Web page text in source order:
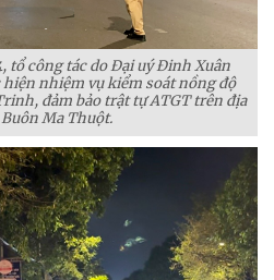
tổ công tác do Đại uý Đinh Xuân
nhiệm vụ kiểm soát nồng độ
đảm bảo trật tự ATGT trên địa
Buôn Ma Thuột.